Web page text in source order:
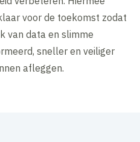
voor de toekomst zodat
van data en slimme
sneller en veiliger
afleggen.